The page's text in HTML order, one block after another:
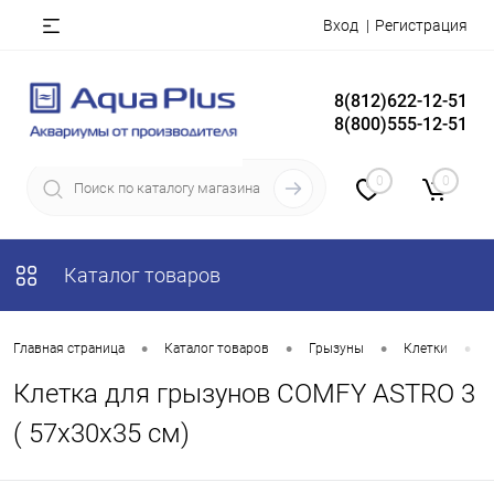
Вход Регистрация
8(812)622-12-51
8(800)555-12-51
0 0
Каталог товаров
Главная страница • Каталог товаров • Грызуны • Клетки •
Клетка для грызунов COMFY ASTRO 3
( 57х30х35 см)